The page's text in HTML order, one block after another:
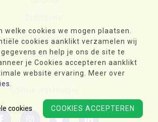
welke cookies we mogen plaatsen.
cookies aanklikt verzamelen wij
en help je ons de site te
je Cookies accepteren aanklikt
website ervaring. Meer over
COOKIES ACCEPTEREN
cookies
Toegankelijkheid
Sitemap
Colofon